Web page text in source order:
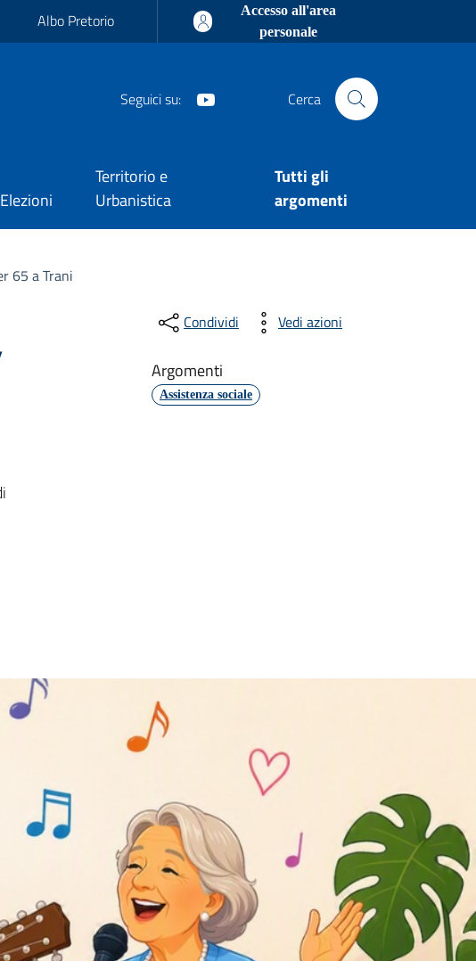
Albo Pretorio
Accesso all'area
personale
Seguici su: Cerca
Elezioni
Territorio e
Urbanistica
Tutti gli
argomenti
65 a Trani
Condividi Vedi azioni
Argomenti
Assistenza sociale